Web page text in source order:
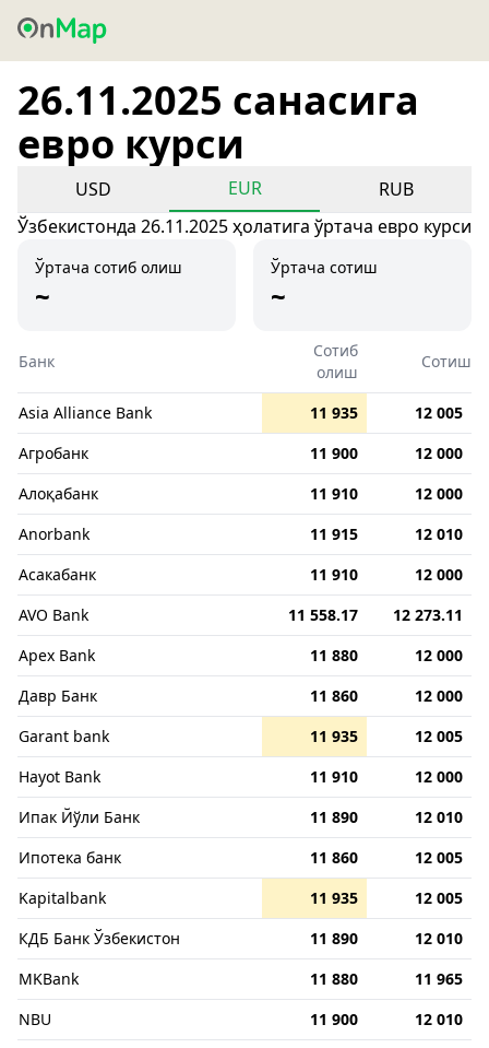
26.11.2025 санасига
евро курси
USD EUR
RUB
Ўзбекистонда 26.11.2025 ҳолатига ўртача евро курси
Ўртача сотиб олиш
~
Ўртача сотиш
~
Банк
Сотиб
олиш
Сотиш
Asia Alliance Bank 11 935
12 005
Агробанк
11 900
12 000
Алоқабанк
11 910
12 000
Anorbank
11 915
12 010
Асакабанк
11 910
12 000
AVO Bank
11 558.17
12 273.11
Apex Bank
11 880
12 000
Давр Банк
11 860
12 000
Garant bank
11 935
12 005
Hayot Bank
11 910
12 000
Ипак Йўли Банк
11 890
12 010
Ипотека банк
11 860
12 005
Kapitalbank
11 935
12 005
КДБ Банк Ўзбекистон
11 890
12 010
MKBank
11 880
11 965
NBU
11 900
12 010